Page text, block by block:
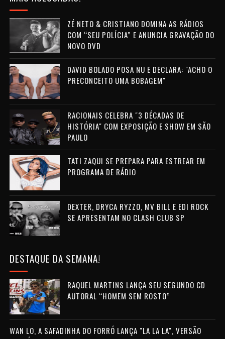
ZÉ NETO & CRISTIANO DOMINA AS RÁDIOS
COM “SEU POLÍCIA” E ANUNCIA GRAVAÇÃO DO
NOVO DVD
DAVID BOLADO POSA NU E DECLARA: "ACHO O
PRECONCEITO UMA BOBAGEM"
RACIONAIS CELEBRA "3 DÉCADAS DE
HISTÓRIA" COM EXPOSIÇÃO E SHOW EM SÃO
PAULO
TATI ZAQUI SE PREPARA PARA ESTREAR EM
PROGRAMA DE RÁDIO
DEXTER, DRYCA RYZZO, MV BILL E EDI ROCK
SE APRESENTAM NO CLASH CLUB SP
DESTAQUE DA SEMANA!
RAQUEL MARTINS LANÇA SEU SEGUNDO CD
AUTORAL “HOMEM SEM ROSTO”
WAN LO, A SAFADINHA DO FORRÓ LANÇA "LA LA LA", VERSÃO